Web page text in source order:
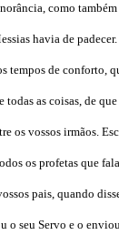
como também
havia de padecer.
tempos de conforto,
as coisas, de que
os vossos irmãos.
os profetas que
pais, quando
o seu Servo e o